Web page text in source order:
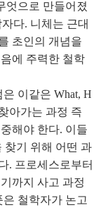
엇으로 만들어졌
다. 니체는 근대
초인의 개념을
에 주력한 철학
이같은 What, H
아가는 과정 즉
해야 한다. 이들
찾기 위해 어떤 과
. 프로세스로부터
까지 사고 과정
철학자가 논고